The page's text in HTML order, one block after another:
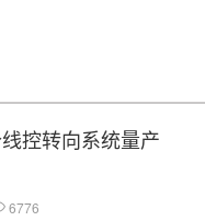
控转向系统量产
6776